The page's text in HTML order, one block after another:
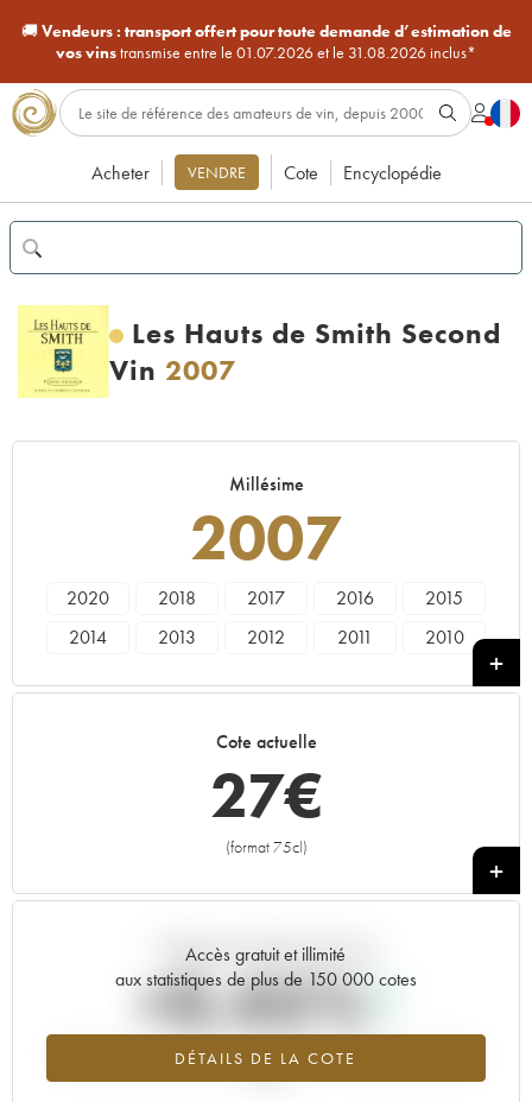
🚚Vendeurs : transport offert pour toute demande d’estimation de
vos vinstransmise entre le 01.07.2026 et le 31.08.2026 inclus*
Acheter VENDRE Cote Encyclopédie
Les Hauts de Smith Second
Vin 2007
Millésime
2007
2020 2018 2017 2016
2015
2014
2013 2012 2011
2010
Cote actuelle
27€
(format 75cl)
+
Accès gratuit et illimité
aux statistiques de plus de 150 000 cotes
DÉTAILS DE LA COTE
Tendance actuelle de la cote
+0.45%
Tendance à la hausse du millésime 2007 en 2026 par rapport à